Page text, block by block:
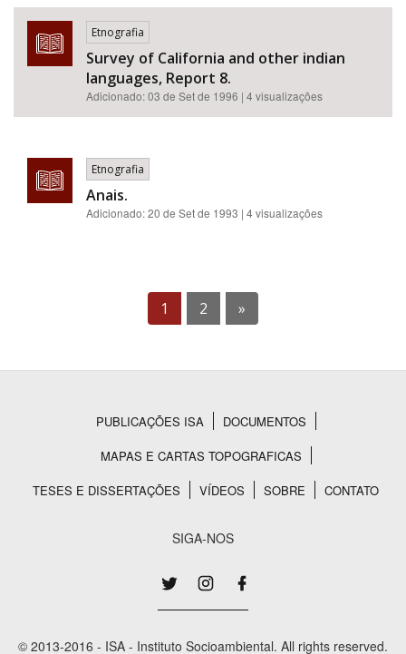
Etnografia
Survey of California and other indian
languages, Report 8.
Adicionado:03 de Set de 1996 | 4 visualizações
Etnografia
Anais.
Adicionado:20 de Set de 1993 | 4 visualizações
1 2 »
Rodapé
PUBLICAÇÕES ISA
DOCUMENTOS
MAPAS E CARTAS TOPOGRAFICAS
TESES E DISSERTAÇÕES
VÍDEOS SOBRE CONTATO
SIGA-NOS
© 2013-2016 - ISA - Instituto Socioambiental. All rights reserved.